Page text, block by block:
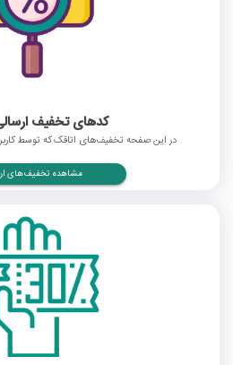
کدهای تخفیف
در این صفحه تخفیف‌های اتاقک که توسط
مشاهده تخفیف‌های